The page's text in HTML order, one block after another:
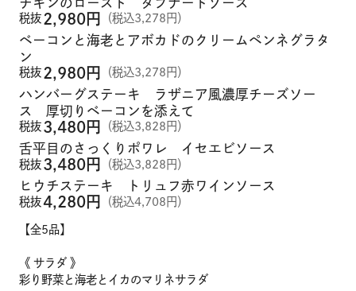
税抜 2,980円 （税込3,278円）
ベーコンと海老とアボカドのクリームペンネグラタ
ン
税抜 2,980円 （税込3,278円）
ハンバーグステーキ ラザニア風濃厚チーズソー
ス 厚切りベーコンを添えて
税抜 3,480円 （税込3,828円）
舌平目のさっくりポワレ イセエビソース
税抜 3,480円 （税込3,828円）
ヒウチステーキ トリュフ赤ワインソース
税抜4,280円 （税込4,708円）
【全5品】
《 サラダ 》
彩り野菜と海老とイカのマリネサラダ